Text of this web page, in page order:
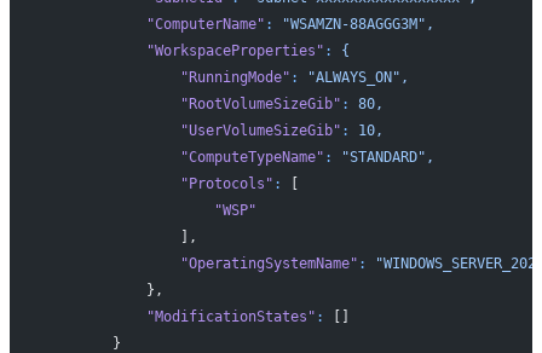
            "ComputerName"
:
"WSAMZN-88AGGG3M",
            "WorkspaceProperties"
:
{
                "RunningMode"
:
"ALWAYS_ON",
                "RootVolumeSizeGib"
:
80,
                "UserVolumeSizeGib"
:
10,
                "ComputeTypeName"
:
"STANDARD",
                "Protocols"
:
[
                    "WSP"
                ],
                "OperatingSystemName"
:
            },
            "ModificationStates"
:
[]
        }